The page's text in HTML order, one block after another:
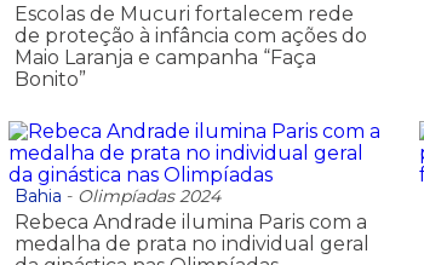
Escolas de Mucuri fortalecem rede
de proteção à infância com ações do
Maio Laranja e campanha “Faça
Bonito”
Bahia - Olimpíadas 2024
Rebeca Andrade ilumina Paris com a
medalha de prata no individual geral